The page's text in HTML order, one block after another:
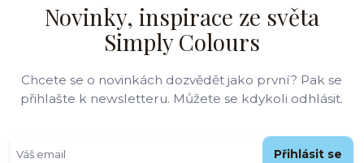
Novinky, inspirace ze světa
Simply Colours
Chcete se o novinkách dozvědět jako první? Pak se
přihlašte k newsletteru. Můžete se kdykoli odhlásit.
Přihlásit se